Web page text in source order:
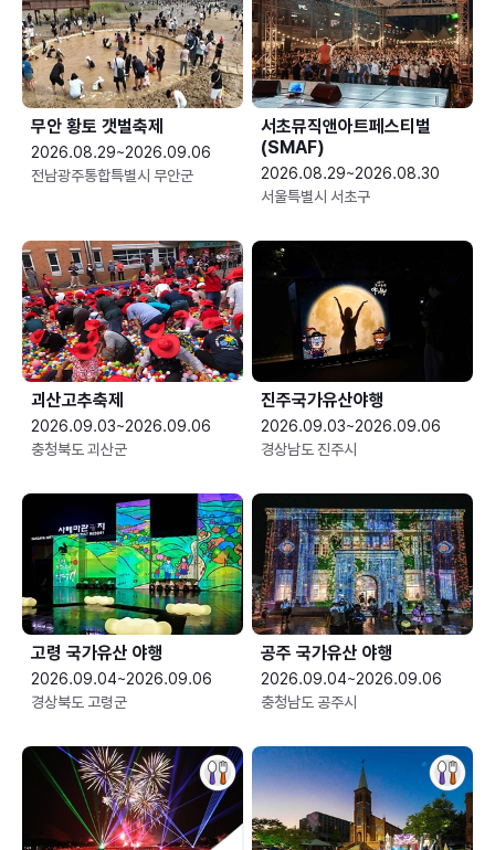
무안 황토 갯벌축제
2026.08.29~2026.09.06
전남광주통합특별시 무안군
서초뮤직앤아트페스티벌
(SMAF)
2026.08.29~2026.08.30
서울특별시 서초구
괴산고추축제
2026.09.03~2026.09.06
충청북도 괴산군
진주국가유산야행
2026.09.03~2026.09.06
경상남도 진주시
고령 국가유산 야행
2026.09.04~2026.09.06
경상북도 고령군
공주 국가유산 야행
2026.09.04~2026.09.06
충청남도 공주시